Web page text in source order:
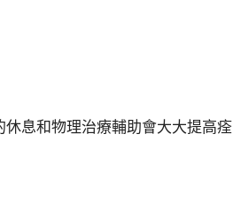
息和物理治療輔助會大大提高痊